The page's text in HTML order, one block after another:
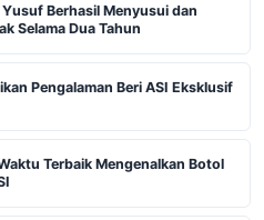
Berhasil Menyusui dan
Selama Dua Tahun
Pengalaman Beri ASI Eksklusif
Terbaik Mengenalkan Botol